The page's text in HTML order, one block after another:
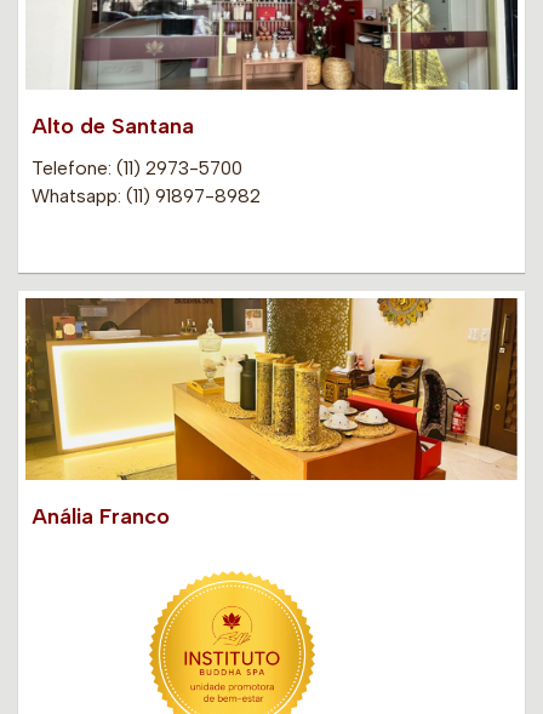
Alto de Santana
Telefone: (11) 2973-5700
Whatsapp: (11) 91897-8982
Anália Franco